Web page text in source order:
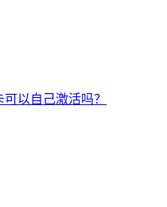
以自己激活吗？